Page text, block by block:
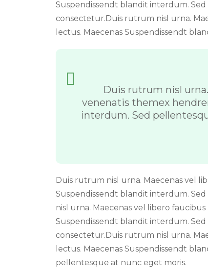
Suspendissendt blandit interdum.
consectetur.Duis rutrum nisl urna.
lectus. Maecenas Suspendissendt
Duis rutrum nisl
venenatis themex
interdum. Sed
Duis rutrum nisl urna. Maecenas vel
Suspendissendt blandit interdum.
nisl urna. Maecenas vel libero
Suspendissendt blandit interdum.
consectetur.Duis rutrum nisl urna.
lectus. Maecenas Suspendissendt
pellentesque at nunc eget moris.